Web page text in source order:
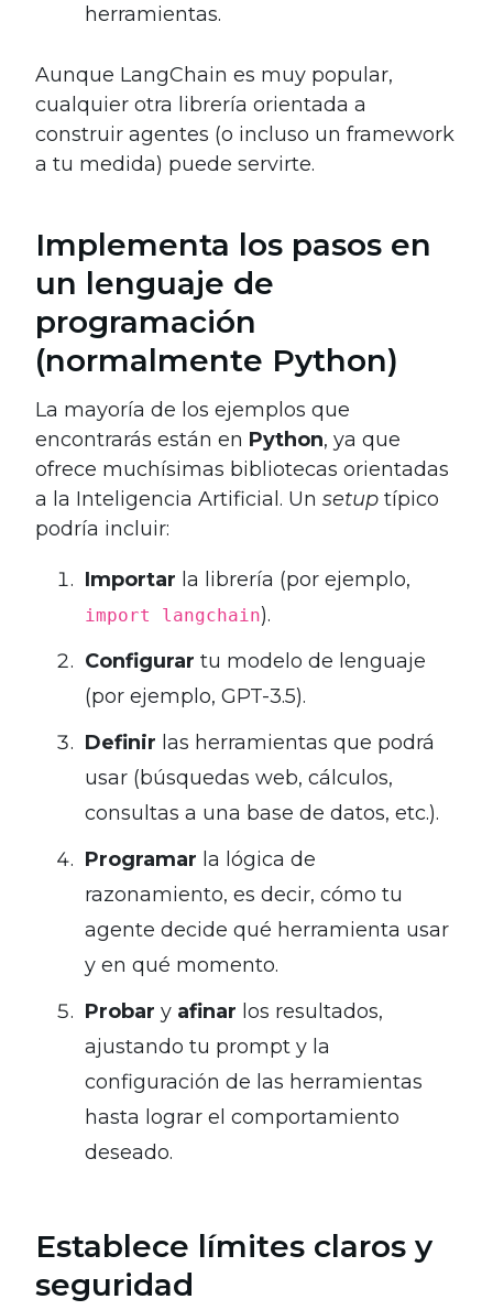
herramientas.
Aunque LangChain es muy popular,
cualquier otra librería orientada a
construir agentes (o incluso un framework
a tu medida) puede servirte.
Implementa los pasos en
un lenguaje de
programación
(normalmente Python)
La mayoría de los ejemplos que
encontrarás están en Python, ya que
ofrece muchísimas bibliotecas orientadas
a la Inteligencia Artificial. Un setup típico
podría incluir:
Importar la librería (por ejemplo,
import langchain).
Configurar tu modelo de lenguaje
(por ejemplo, GPT-3.5).
Definir las herramientas que podrá
usar (búsquedas web, cálculos,
consultas a una base de datos, etc.).
Programar la lógica de
razonamiento, es decir, cómo tu
agente decide qué herramienta usar
y en qué momento.
Probar y afinar los resultados,
ajustando tu prompt y la
configuración de las herramientas
hasta lograr el comportamiento
deseado.
Establece límites claros y
seguridad